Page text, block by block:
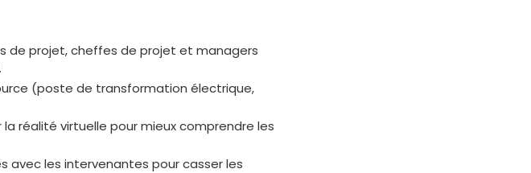
de projet, cheffes de projet et managers
(poste de transformation électrique,
réalité virtuelle pour mieux comprendre les
les intervenantes pour casser les